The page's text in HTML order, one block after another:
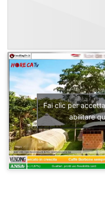
Fai clic per
abilitare